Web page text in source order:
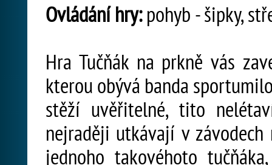
Ovládání hry:pohyb - šipky,
Hra Tučňák na prkně vás
kterou obývá banda
stěží uvěřitelné, tito
nejraději utkávají v
jednoho takovéhoto